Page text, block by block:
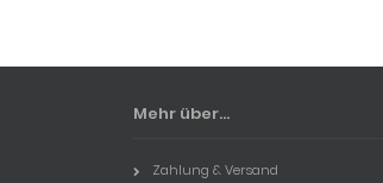
Mehr über...
Zahlung & Versand